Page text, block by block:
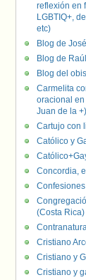
reflexión en
LGBTIQ+,
etc)
Blog de
Blog de
Blog del
Carmelita
oracional en
Juan de la +)
Cartujo con
Católico y
Concordia,
(Costa Rica)
Cristiano
Cristiano y
Cristiano y